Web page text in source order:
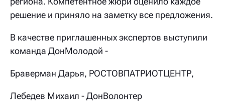
решение и приняло на заметку все предложения.
В качестве приглашенных экспертов выступили
команда ДонМолодой -
Браверман Дарья, РОСТОВПАТРИОТЦЕНТР,
Лебедев Михаил - ДонВолонтер